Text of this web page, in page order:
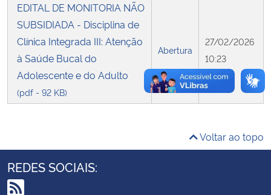
Controladoria-Geral da União
Ministério da Mulher, da Família e dos Direitos Humanos
Secretaria-Geral
Gabinete de Segurança Institucional
Advocacia-Geral da União
EDITAL DE MONITORIA NÃO
SUBSIDIADA - Disciplina de
Clínica Integrada III: Atenção
à Saúde Bucal do
Adolescente e do Adulto
(pdf - 92 KB)
Abertura
27/02/2026
10:23
Voltar ao topo
REDES SOCIAIS: